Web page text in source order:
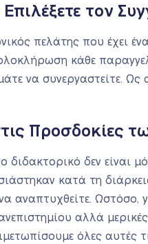
τον
πελάτης που έχει
ολοκλήρωση κάθε
να συνεργαστείτε.
Προσδοκίες
διδακτορικό δεν είναι
κατά τη
αναπτυχθείτε.
αλλά
όλες αυτές